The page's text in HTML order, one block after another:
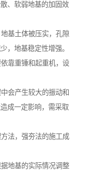
、软弱地基的加固效
基土体被压实，孔隙
，地基稳定性增强。
靠重锤和起重机，设
会产生较大的振动和
成一定影响，需采取
法，强夯法的施工成
地基的实际情况调整